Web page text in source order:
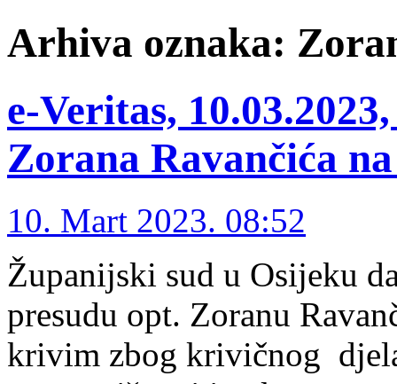
Arhiva oznaka:
e-Veritas,
Zorana Ravančića
10. Mart 2023. 08:52
Županijski sud u Osijeku
presudu opt. Zoranu
krivim zbog krivičnog